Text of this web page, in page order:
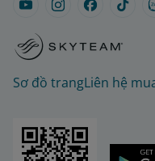
Sơ đồ trangLiên hệ